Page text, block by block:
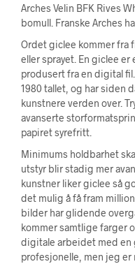
Arches Velin BFK Rives
bomull. Franske Arches
Ordet giclee kommer fra
eller sprayet. En giclee
produsert fra en digital
1980 tallet, og har siden
kunstnere verden over.
avanserte
papiret syrefritt.
Minimums holdbarhet
utstyr blir stadig mer
kunstner liker giclee så
det mulig å få fram
bilder har glidende
kommer samtlige farger
digitale arbeidet med en
profesjonelle, men jeg er